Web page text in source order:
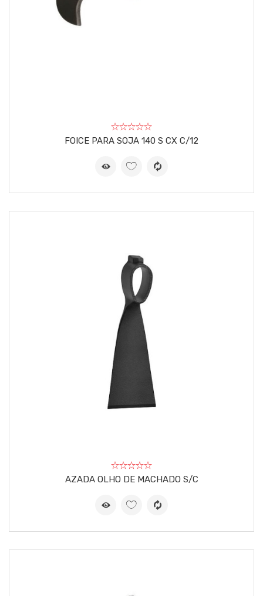
FOICE PARA SOJA 140 S CX C/12
AZADA OLHO DE MACHADO S/C